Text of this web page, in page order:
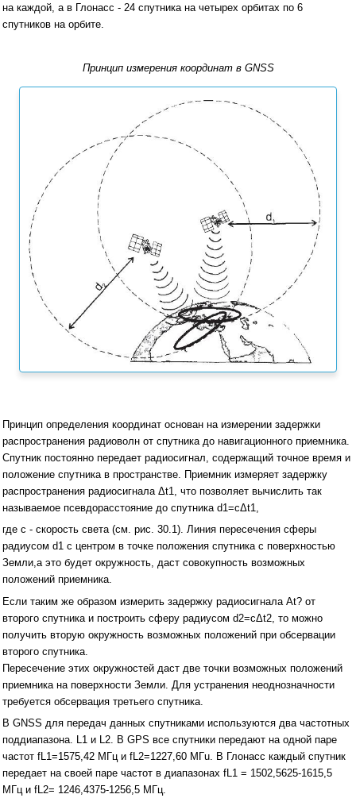
на каждой, а в Глонасс - 24 спутника на четырех орбитах по 6
спутников на орбите.
Принцип измерения координат в GNSS
Принцип определения координат основан на измерении задержки
распространения радиоволн от спутника до навигационного приемника.
Спутник постоянно передает радиосигнал, содержащий точное время и
положение спутника в пространстве. Приемник измеряет задержку
распространения радиосигнала Δt1, что позволяет вычислить так
называемое псевдорасстояние до спутника d1=cΔt1,
где c - скорость света (см. рис. 30.1). Линия пересечения сферы
радиусом d1 с центром в точке положения спутника с поверхностью
Земли,а это будет окружность, даст совокупность возможных
положений приемника.
Если таким же образом измерить задержку радиосигнала At? от
второго спутника и построить сферу радиусом d2=cΔt2, то можно
получить вторую окружность возможных положений при обсервации
второго спутника.
Пересечение этих окружностей даст две точки возможных положений
приемника на поверхности Земли. Для устранения неоднозначности
требуется обсервация третьего спутника.
В GNSS для передач данных спутниками используются два частотных
поддиапазона. L1 и L2. В GPS все спутники передают на одной паре
частот fL1=1575,42 МГц и fL2=1227,60 MГu. В Глонасс каждый спутник
передает на своей паре частот в диапазонах fL1 = 1502,5625-1615,5
МГц и fL2= 1246,4375-1256,5 МГц.